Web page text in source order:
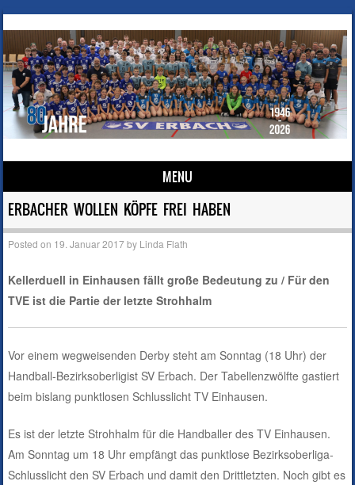
MENU
Skip to content
ERBACHER WOLLEN KÖPFE FREI HABEN
Posted on 19. Januar 2017by Linda Flath
Kellerduell in Einhausen fällt große Bedeutung zu / Für den
TVE ist die Partie der letzte Strohhalm
Vor einem wegweisenden Derby steht am Sonntag (18 Uhr) der
Handball-Bezirksoberligist SV Erbach. Der Tabellenzwölfte gastiert
beim bislang punktlosen Schlusslicht TV Einhausen.
Es ist der letzte Strohhalm für die Handballer des TV Einhausen.
Am Sonntag um 18 Uhr empfängt das punktlose Bezirksoberliga-
Schlusslicht den SV Erbach und damit den Drittletzten. Noch gibt es